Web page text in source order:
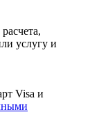
услугу и
Visa и